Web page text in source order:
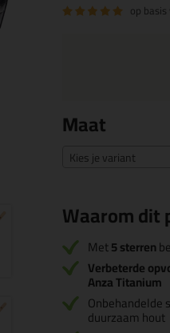
op basis
Maat
Kies je variant
Waarom dit
Met5 sterren
Verbeterde
Anza Titanium
Onbehandelde
duurzaam hout